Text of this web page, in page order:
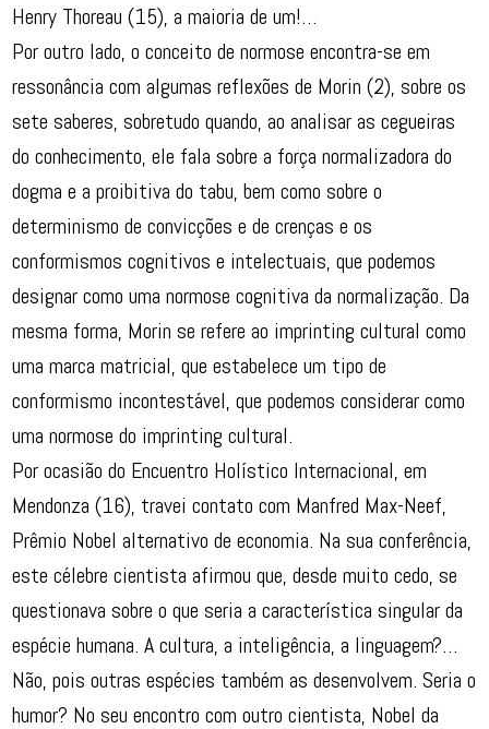
Henry Thoreau (15), a maioria de um!…
Por outro lado, o conceito de normose encontra-se em
ressonância com algumas reflexões de Morin (2), sobre os
sete saberes, sobretudo quando, ao analisar as cegueiras
do conhecimento, ele fala sobre a força normalizadora do
dogma e a proibitiva do tabu, bem como sobre o
determinismo de convicções e de crenças e os
conformismos cognitivos e intelectuais, que podemos
designar como uma normose cognitiva da normalização. Da
mesma forma, Morin se refere ao imprinting cultural como
uma marca matricial, que estabelece um tipo de
conformismo incontestável, que podemos considerar como
uma normose do imprinting cultural.
Por ocasião do Encuentro Holístico Internacional, em
Mendonza (16), travei contato com Manfred Max-Neef,
Prêmio Nobel alternativo de economia. Na sua conferência,
este célebre cientista afirmou que, desde muito cedo, se
questionava sobre o que seria a característica singular da
espécie humana. A cultura, a inteligência, a linguagem?…
Não, pois outras espécies também as desenvolvem. Seria o
humor? No seu encontro com outro cientista, Nobel da